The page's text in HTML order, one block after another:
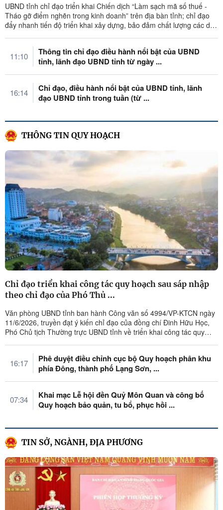
UBND tỉnh chỉ đạo triển khai Chiến dịch “Làm sạch mã số thuế -
Tháo gỡ điểm nghẽn trong kinh doanh” trên địa bàn tỉnh; chỉ đạo
đẩy nhanh tiến độ triển khai xây dựng, bảo đảm chất lượng các dự
11:10
Thông tin chỉ đạo điều hành nổi bật của UBND
tỉnh, lãnh đạo UBND tỉnh từ ngày ...
16:14
Chỉ đạo, điều hành nổi bật của UBND tỉnh, lãnh
đạo UBND tỉnh trong tuần (từ ...
THÔNG TIN QUY HOẠCH
Chỉ đạo triển khai công tác quy hoạch sau sáp nhập
theo chỉ đạo của Phó Thủ ...
Văn phòng UBND tỉnh ban hành Công văn số 4994/VP-KTCN ngày
11/6/2026, truyền đạt ý kiến chỉ đạo của đồng chí Đinh Hữu Học,
Phó Chủ tịch Thường trực UBND tỉnh về triển khai công tác quy
16:17
Phê duyệt điều chỉnh cục bộ Quy hoạch phân khu
phía Đông, thành phố Lạng Sơn, ...
07:34
Khai mạc Lễ hội đền Quỷ Môn Quan và công bố
Quy hoạch bảo quản, tu bổ, phục hồi ...
TIN SỞ, NGÀNH, ĐỊA PHƯƠNG